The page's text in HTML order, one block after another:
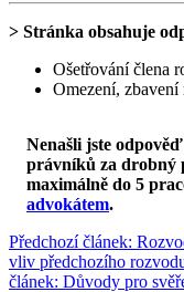
> Stránka obsahuje
Ošetřování člena
Omezení,
Nenašli jste
právníků za drobný
maximálně do 5
advokátem.
Předchozí článek:
vliv předchozího
článek: Důvody pro